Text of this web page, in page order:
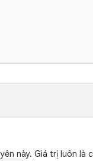
này. Giá trị luôn là